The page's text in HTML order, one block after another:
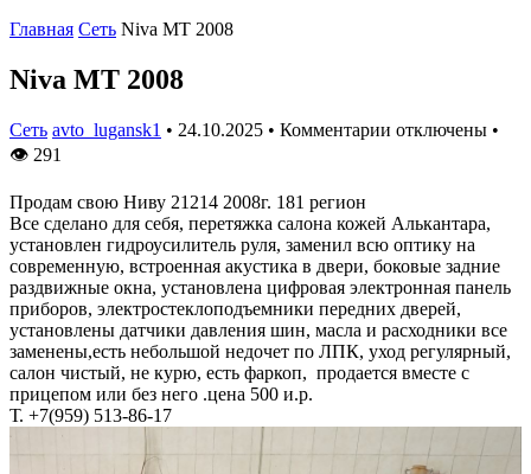
Главная Сеть Niva MT 2008
Niva MT 2008
Сеть avto_lugansk1 • 24.10.2025 • Комментарии отключены •
👁 291
Продам свою Ниву 21214 2008г. 181 регион
Все сделано для себя, перетяжка салона кожей Алькантара,
установлен гидроусилитель руля, заменил всю оптику на
современную, встроенная акустика в двери, боковые задние
раздвижные окна, установлена цифровая электронная панель
приборов, электростеклоподъемники передних дверей,
установлены датчики давления шин, масла и расходники все
заменены,есть небольшой недочет по ЛПК, уход регулярный,
салон чистый, не курю, есть фаркоп, продается вместе с
прицепом или без него .цена 500 и.р.
Т. +7(959) 513-86-17